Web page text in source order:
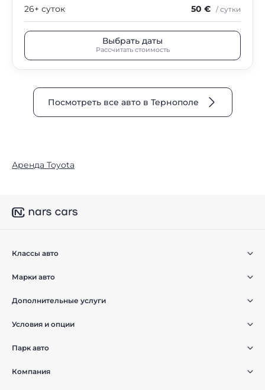
26+ суток 50 € / сутки
Выбрать даты
Рассчитать стоимость
Посмотреть все авто в Тернополе
Аренда Toyota
Классы авто
Марки авто
Дополнительные услуги
Условия и опции
Парк авто
Компания